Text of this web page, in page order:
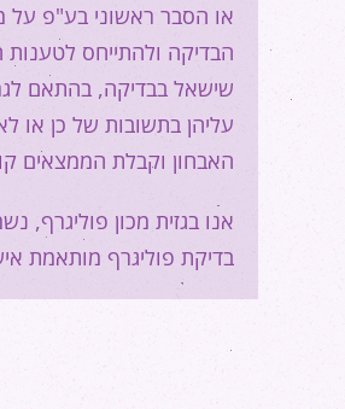
או הסבר ראשוני בע"פ
הבדיקה ולהתייחס
שישאל בבדיקה, בהתאם
עליהן בתשובות של כן
האבחון וקבלת הממצאים
אנו בגזית מכון פוליגרף,
בדיקת פוליגרף מותאמת